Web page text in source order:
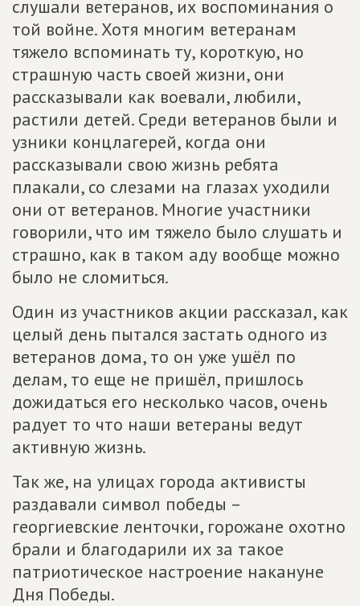
слушали ветеранов, их воспоминания о
той войне. Хотя многим ветеранам
тяжело вспоминать ту, короткую, но
страшную часть своей жизни, они
рассказывали как воевали, любили,
растили детей. Среди ветеранов были и
узники концлагерей, когда они
рассказывали свою жизнь ребята
плакали, со слезами на глазах уходили
они от ветеранов. Многие участники
говорили, что им тяжело было слушать и
страшно, как в таком аду вообще можно
было не сломиться.
Один из участников акции рассказал, как
целый день пытался застать одного из
ветеранов дома, то он уже ушёл по
делам, то еще не пришёл, пришлось
дожидаться его несколько часов, очень
радует то что наши ветераны ведут
активную жизнь.
Так же, на улицах города активисты
раздавали символ победы –
георгиевские ленточки, горожане охотно
брали и благодарили их за такое
патриотическое настроение накануне
Дня Победы.